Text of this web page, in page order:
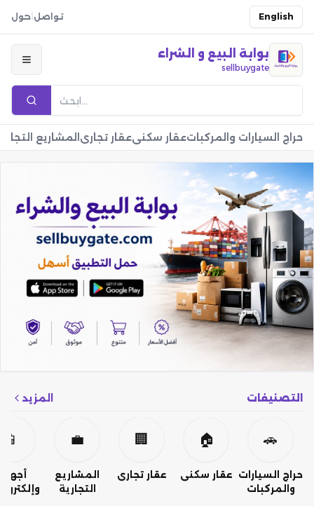
تواصل حول English
بوابة البيع و الشراء
sellbuygate
حراج السيارات والمركباتعقار سكنيعقار تجاري المشاريع
التصنيفات المزيد
🚗
حراج السيارات
والمركبات
🏠
عقار سكني
🏢
عقار تجاري
💼
المشاريع
التجارية
📱